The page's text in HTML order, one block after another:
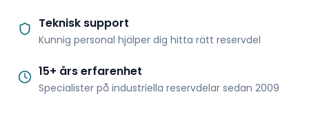
Teknisk support
Kunnig personal hjälper dig hitta rätt reservdel
15+ års erfarenhet
Specialister på industriella reservdelar sedan 2009